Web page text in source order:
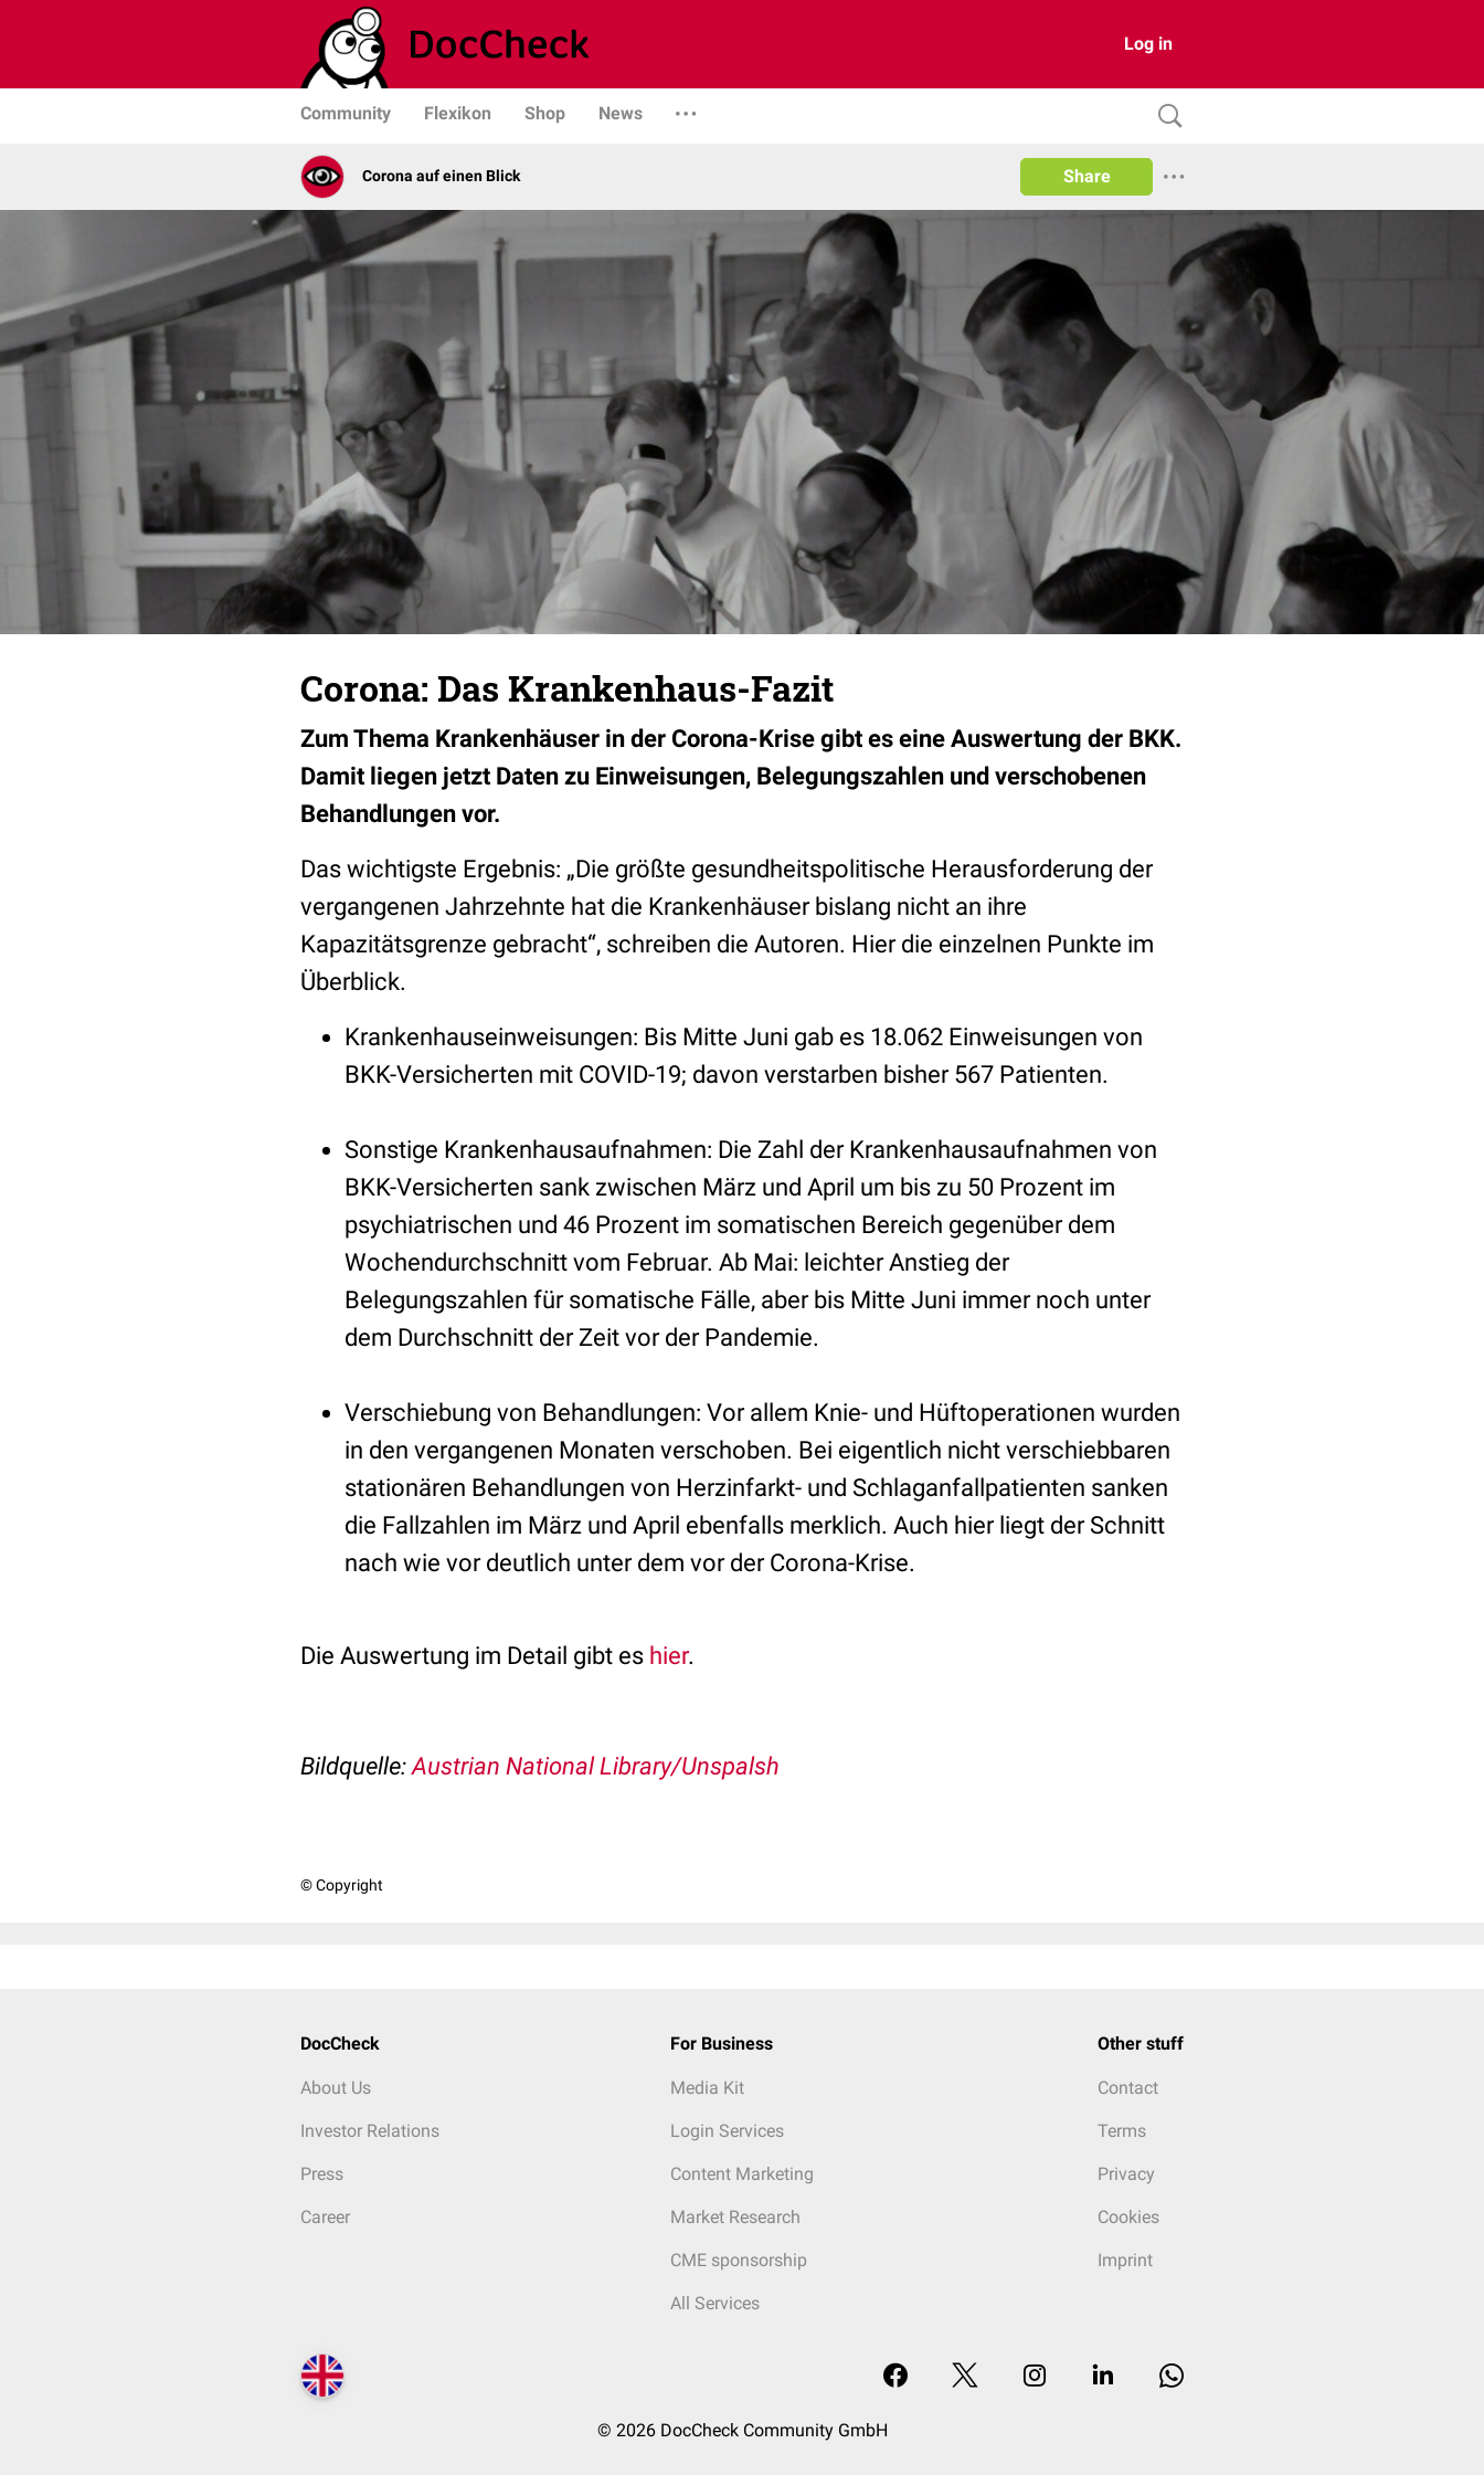
Log in
Community Flexikon Shop News
Corona auf einen Blick Share
Corona: Das Krankenhaus-Fazit
Zum Thema Krankenhäuser in der Corona-Krise gibt es eine Auswertung der BKK.
Damit liegen jetzt Daten zu Einweisungen, Belegungszahlen und verschobenen
Behandlungen vor.
Das wichtigste Ergebnis: „Die größte gesundheitspolitische Herausforderung der
vergangenen Jahrzehnte hat die Krankenhäuser bislang nicht an ihre
Kapazitätsgrenze gebracht“, schreiben die Autoren. Hier die einzelnen Punkte im
Überblick.
Krankenhauseinweisungen: Bis Mitte Juni gab es 18.062 Einweisungen von
BKK-Versicherten mit COVID-19; davon verstarben bisher 567 Patienten.
Sonstige Krankenhausaufnahmen: Die Zahl der Krankenhausaufnahmen von
BKK-Versicherten sank zwischen März und April um bis zu 50 Prozent im
psychiatrischen und 46 Prozent im somatischen Bereich gegenüber dem
Wochendurchschnitt vom Februar. Ab Mai: leichter Anstieg der
Belegungszahlen für somatische Fälle, aber bis Mitte Juni immer noch unter
dem Durchschnitt der Zeit vor der Pandemie.
Verschiebung von Behandlungen: Vor allem Knie- und Hüftoperationen wurden
in den vergangenen Monaten verschoben. Bei eigentlich nicht verschiebbaren
stationären Behandlungen von Herzinfarkt- und Schlaganfallpatienten sanken
die Fallzahlen im März und April ebenfalls merklich. Auch hier liegt der Schnitt
nach wie vor deutlich unter dem vor der Corona-Krise.
Die Auswertung im Detail gibt es hier.
Bildquelle:Austrian National Library/Unspalsh
© Copyright
DocCheck
About Us
Investor Relations
Press
Career
For Business
Media Kit
Login Services
Content Marketing
Market Research
CME sponsorship
All Services
Other stuff
Contact
Terms
Privacy
Cookies
Imprint
© 2026 DocCheck Community GmbH